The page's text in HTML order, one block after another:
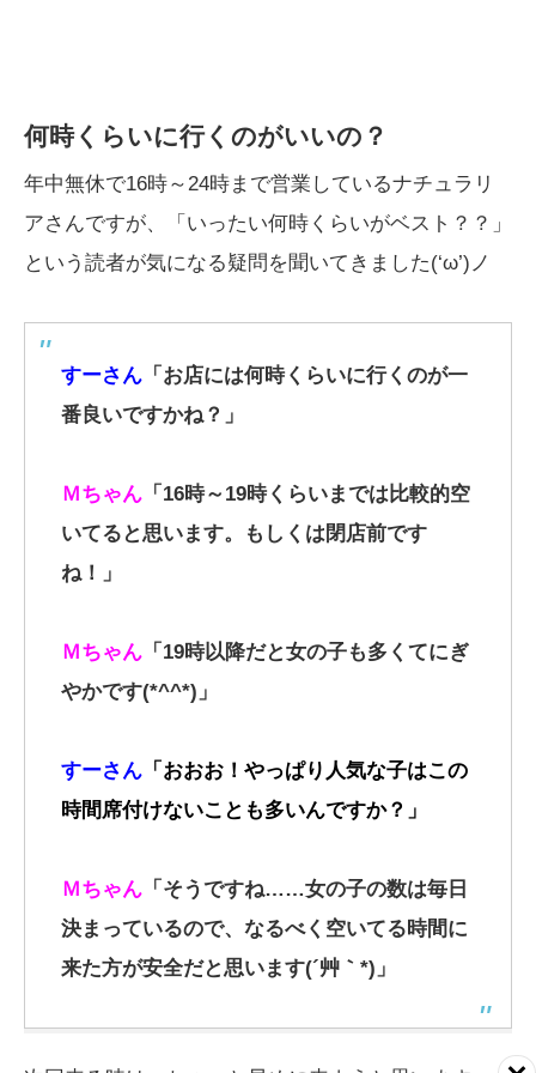
何時くらいに行くのがいいの？
年中無休で16時～24時まで営業しているナチュラリ
アさんですが、「いったい何時くらいがベスト？？」
という読者が気になる疑問を聞いてきました(‘ω’)ノ
すーさん 「お店には何時くらいに行くのが一
番良いですかね？」
Ｍちゃん 「16時～19時くらいまでは比較的空
いてると思います。もしくは閉店前です
ね！」
Ｍちゃん 「19時以降だと女の子も多くてにぎ
やかです(*^^*)」
すーさん 「おおお！やっぱり人気な子はこの
時間席付けないことも多いんですか？」
Ｍちゃん 「そうですね……女の子の数は毎日
決まっているので、なるべく空いてる時間に
来た方が安全だと思います(´艸｀*)」